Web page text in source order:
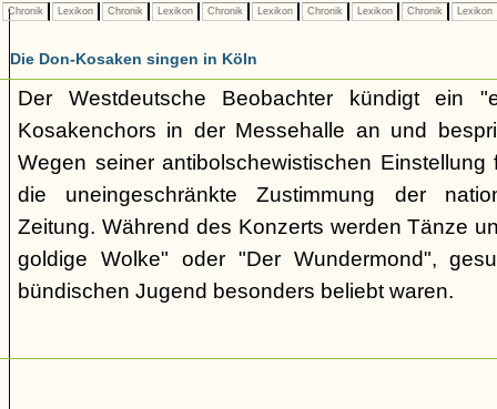
Chronik Lexikon Chronik Lexikon Chronik Lexikon Chronik Lexikon Chronik Lexikon
Die Don-Kosaken singen in Köln
Der Westdeutsche Beobachter kündigt ein
Kosakenchors in der Messehalle an und
Wegen seiner antibolschewistischen
die uneingeschränkte Zustimmung der
Zeitung. Während des Konzerts werden Tänze
goldige Wolke" oder "Der Wundermond",
bündischen Jugend besonders beliebt waren.